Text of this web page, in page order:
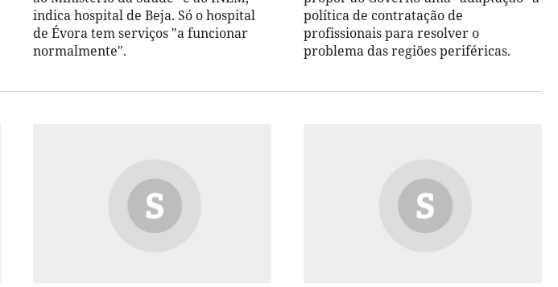
indica hospital de Beja. Só o hospital
de Évora tem serviços "a funcionar
normalmente".
política de contratação de
profissionais para resolver o
problema das regiões periféricas.